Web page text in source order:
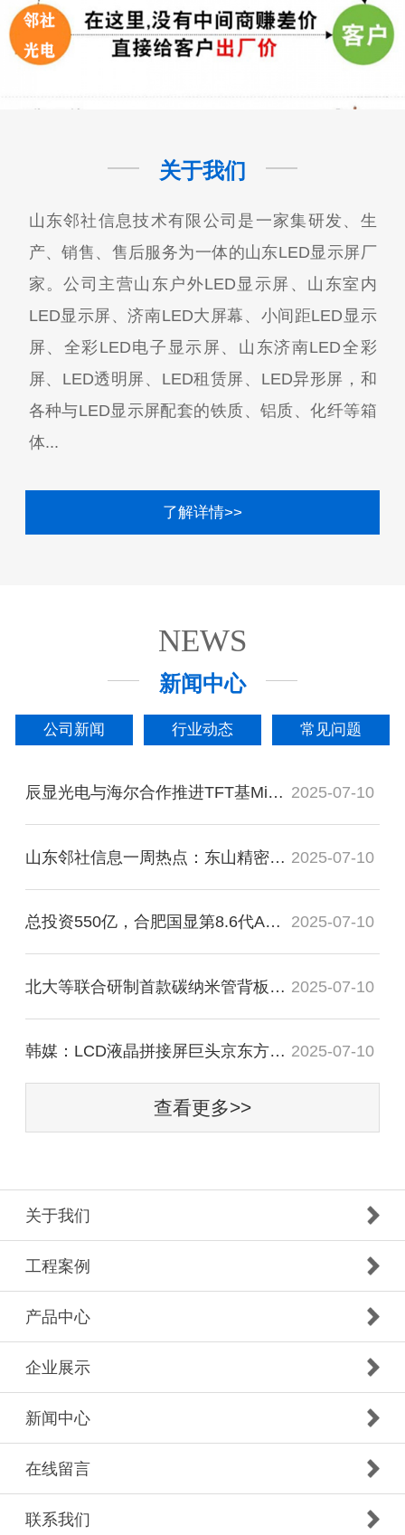
关于我们
山东邻社信息技术有限公司是一家集研发、生
产、销售、售后服务为一体的山东LED显示屏厂
家。公司主营山东户外LED显示屏、山东室内
LED显示屏、济南LED大屏幕、小间距LED显示
屏、全彩LED电子显示屏、山东济南LED全彩
屏、LED透明屏、LED租赁屏、LED异形屏，和
各种与LED显示屏配套的铁质、铝质、化纤等箱
体...
了解详情>>
NEWS
新闻中心
公司新闻 行业动态 常见问题
辰显光电与海尔合作推进TFT基Micro-LED大屏 2025-07-10
山东邻社信息一周热点：东山精密、视源 2025-07-10
总投资550亿，合肥国显第8.6代AMOLED项目更 2025-07-10
北大等联合研制首款碳纳米管背板驱动 2025-07-10
韩媒：LCD液晶拼接屏巨头京东方正在推进 2025-07-10
查看更多>>
关于我们
工程案例
产品中心
企业展示
新闻中心
在线留言
联系我们